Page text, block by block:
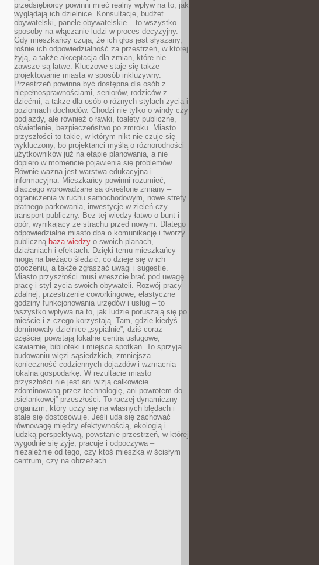
przedsiębiorcy powinni mieć realny wpływ na to, jak
wyglądają ich dzielnice. Konsultacje, budżet
obywatelski, panele obywatelskie – to wszystko
sposoby na włączanie ludzi w proces decyzyjny.
Gdy mieszkańcy czują, że ich głos jest słyszany,
rośnie ich odpowiedzialność za przestrzeń, w której
żyją, a także akceptacja dla zmian, które nie
zawsze są łatwe. Kluczowe staje się także
projektowanie miasta w sposób inkluzywny.
Przestrzeń powinna być dostępna dla osób z
niepełnosprawnościami, seniorów, rodziców z
dziećmi, a także dla osób o różnych stylach życia i
poziomach dochodów. Chodzi nie tylko o windy czy
podjazdy, ale również o ławki, toalety publiczne,
oświetlenie, bezpieczeństwo po zmroku. Miasto
przyszłości to takie, w którym nikt nie czuje się
wykluczony, bo projektanci myślą o różnorodności
użytkowników już na etapie planowania, a nie
dopiero w momencie pojawienia się problemów.
Równie ważna jest warstwa edukacyjna i
informacyjna. Mieszkańcy powinni rozumieć,
dlaczego wprowadzane są określone zmiany –
ograniczenia w ruchu samochodowym, nowe strefy
płatnego parkowania, inwestycje w zieleń czy
transport publiczny. Bez tej wiedzy łatwo o bunt i
opór, wynikający ze strachu przed nowym. Dlatego
odpowiedzialne miasto dba o komunikację i tworzy
publiczną baza wiedzy o swoich planach,
działaniach i efektach. Dzięki temu mieszkańcy
mogą na bieżąco śledzić, co dzieje się w ich
otoczeniu, a także zgłaszać uwagi i sugestie.
Miasto przyszłości musi wreszcie brać pod uwagę
pracę i styl życia swoich obywateli. Rozwój pracy
zdalnej, przestrzenie coworkingowe, elastyczne
godziny funkcjonowania urzędów i usług – to
wszystko wpływa na to, jak ludzie poruszają się po
mieście i z czego korzystają. Tam, gdzie kiedyś
dominowały dzielnice „sypialnie”, dziś coraz
częściej powstają lokalne centra usługowe,
kawiarnie, biblioteki i miejsca spotkań. To sprzyja
budowaniu więzi sąsiedzkich, zmniejsza
konieczność codziennych dojazdów i wzmacnia
lokalną gospodarkę. W rezultacie miasto
przyszłości nie jest ani wizją całkowicie
zdominowaną przez technologię, ani powrotem do
„sielankowej” przeszłości. To raczej dynamiczny
organizm, który uczy się na własnych błędach i
stale się dostosowuje. Jeśli uda się zachować
równowagę między efektywnością, ekologią i
ludzką perspektywą, powstanie przestrzeń, w której
wygodnie się żyje, pracuje i odpoczywa –
niezależnie od tego, czy ktoś mieszka w ścisłym
centrum, czy na obrzeżach.